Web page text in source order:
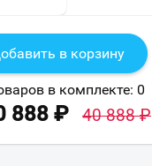
в корзину
в комплекте: 0
888 ₽ 40 888₽